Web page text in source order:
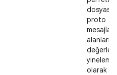
proto
olarak